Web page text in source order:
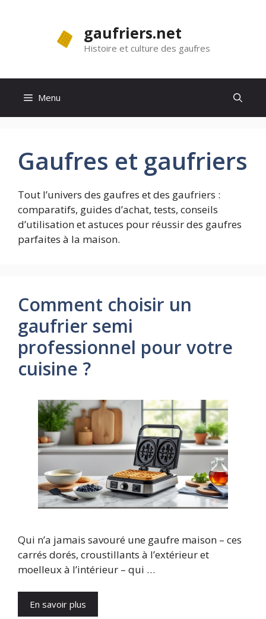
gaufriers.net
Histoire et culture des gaufres
Menu
Gaufres et gaufriers
Tout l’univers des gaufres et des gaufriers :
comparatifs, guides d’achat, tests, conseils
d’utilisation et astuces pour réussir des gaufres
parfaites à la maison.
Comment choisir un
gaufrier semi
professionnel pour votre
cuisine ?
Qui n’a jamais savouré une gaufre maison – ces
carrés dorés, croustillants à l’extérieur et
moelleux à l’intérieur – qui …
En savoir plus